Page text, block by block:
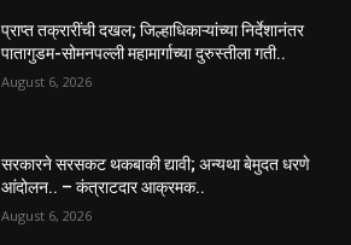
प्राप्त तक्रारींची दखल; जिल्हाधिकाऱ्यांच्या निर्देशानंतर
पातागुडम-सोमनपल्ली महामार्गाच्या दुरुस्तीला गती..
August 6, 2026
सरकारने सरसकट थकबाकी द्यावी; अन्यथा बेमुदत धरणे
आंदोलन.. – कंत्राटदार आक्रमक..
August 6, 2026